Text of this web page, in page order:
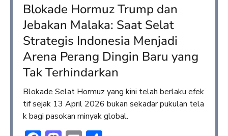
Blokade Hormuz Trump dan
Jebakan Malaka: Saat Selat
Strategis Indonesia Menjadi
Arena Perang Dingin Baru yang
Tak Terhindarkan
Blokade Selat Hormuz yang kini telah berlaku efek
tif sejak 13 April 2026 bukan sekadar pukulan tela
k bagi pasokan minyak global.